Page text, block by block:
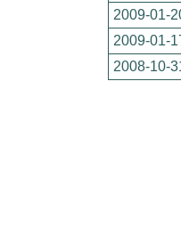
2009-01-
2009-01-
2008-10-